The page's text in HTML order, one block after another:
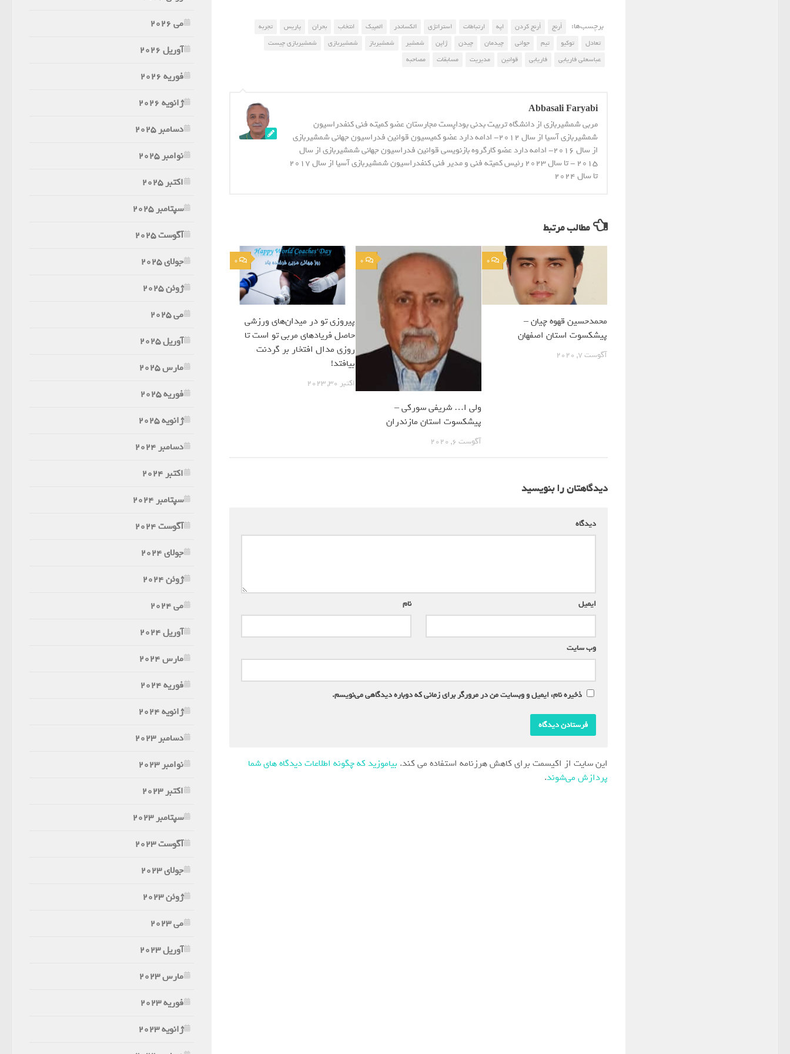
برچسب‌ها: أرنج أرنج کردن اپه ارتباطات استراتژی الکساندر المپیک انتخاب بحران پاریس
تجربه
تعادل
توکیو تیم جوانی چیدمان چیدن ژاپن شمشیر شمشیرباز شمشیربازی
شمشیربازی چیست
عباسعلی فاریابی
فاریابی قوانین مدیریت مسابقات مصاحبه
Abbasali Faryabi
مربی شمشیربازی از دانشگاه تربیت بدنی بوداپست مجارستان عضو کمیته فنی کنفدراسیون
شمشیربازی آسیا از سال 2012- ادامه دارد عضو کمیسیون قوانین فدراسیون جهانی شمشیربازی
از سال 2016- ادامه دارد عضو کارگروه بازنویسی قوانین فدراسیون جهانی شمشیربازی از سال
2015 - تا سال 2023 رئیس کمیته فنی و مدیر فنی کنفدراسیون شمشیربازی آسیا از سال 2017
تا سال 2024
مطالب مرتبط
0
محمدحسین قهوه چیان –
پیشکسوت استان اصفهان
آگوست 7, 2020
0
ولی ا… شریفی سورکی –
پیشکسوت استان مازندران
آگوست 6, 2020
0
پیروزی تو در میدان‌های ورزشی
حاصل فریادهای مربی تو است تا
روزی مدال افتخار بر گردنت
بیافتد!
اکتبر 30, 2023
دیدگاهتان را بنویسید
دیدگاه
نام ایمیل
وب‌ سایت
ذخیره نام، ایمیل و وبسایت من در مرورگر برای زمانی که دوباره دیدگاهی می‌نویسم.
این سایت از اکیسمت برای کاهش هرزنامه استفاده می کند. بیاموزید که چگونه اطلاعات دیدگاه های شما
پردازش می‌شوند.
می 2026
آوریل 2026
فوریه 2026
ژانویه 2026
دسامبر 2025
نوامبر 2025
اکتبر 2025
سپتامبر 2025
آگوست 2025
جولای 2025
ژوئن 2025
می 2025
آوریل 2025
مارس 2025
فوریه 2025
ژانویه 2025
دسامبر 2024
اکتبر 2024
سپتامبر 2024
آگوست 2024
جولای 2024
ژوئن 2024
می 2024
آوریل 2024
مارس 2024
فوریه 2024
ژانویه 2024
دسامبر 2023
نوامبر 2023
اکتبر 2023
سپتامبر 2023
آگوست 2023
جولای 2023
ژوئن 2023
می 2023
آوریل 2023
مارس 2023
فوریه 2023
ژانویه 2023